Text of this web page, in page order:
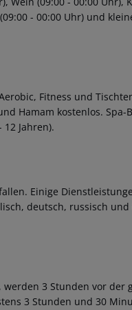
- 00:00 Uhr) und
Fitness und
Hamam kostenlos. Spa-
Jahren).
Einige
deutsch, russisch
3 Stunden vor der
3 Stunden und 30